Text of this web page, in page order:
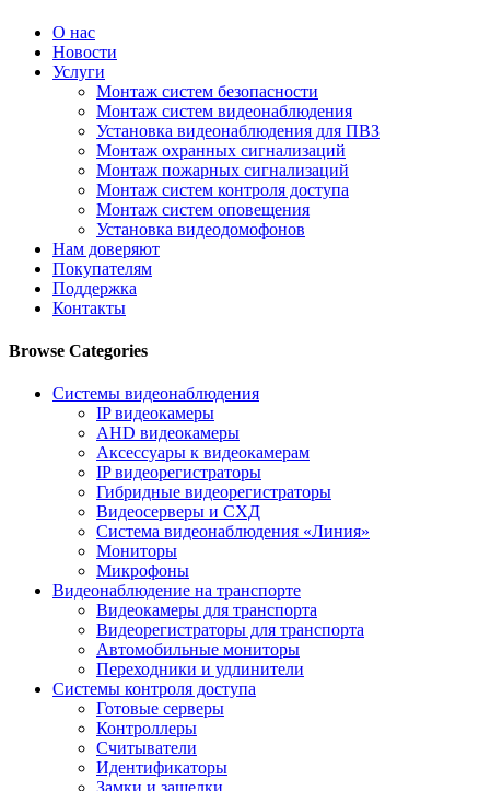
О нас
Новости
Услуги
Монтаж систем безопасности
Монтаж систем видеонаблюдения
Установка видеонаблюдения для ПВЗ
Монтаж охранных сигнализаций
Монтаж пожарных сигнализаций
Монтаж систем контроля доступа
Монтаж систем оповещения
Установка видеодомофонов
Нам доверяют
Покупателям
Поддержка
Контакты
Browse Categories
Системы видеонаблюдения
IP видеокамеры
AHD видеокамеры
Аксессуары к видеокамерам
IP видеорегистраторы
Гибридные видеорегистраторы
Видеосерверы и СХД
Система видеонаблюдения «Линия»
Мониторы
Микрофоны
Видеонаблюдение на транспорте
Видеокамеры для транспорта
Видеорегистраторы для транспорта
Автомобильные мониторы
Переходники и удлинители
Системы контроля доступа
Готовые серверы
Контроллеры
Считыватели
Идентификаторы
Замки и защелки